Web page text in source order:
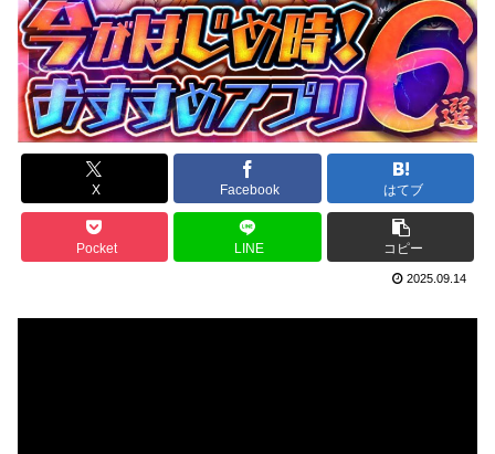
X Facebook はてブ
Pocket LINE コピー
2025.09.14